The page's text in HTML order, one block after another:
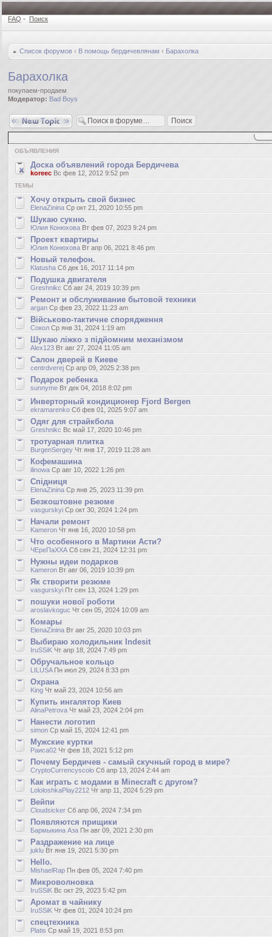
FAQ • Поиск
Список форумов ‹ В помощь бердичевлянам ‹ Барахолка
Барахолка
покупаем-продаем
Модератор: Bad Boys
Новая тема
ОБЪЯВЛЕНИЯ
Доска объявлений города Бердичева
koreec Вс фев 12, 2012 9:52 pm
ТЕМЫ
Хочу открыть свой бизнес
ElenaZinina Ср окт 21, 2020 10:55 pm
Шукаю сукню.
Юлия Конюхова Вт фев 07, 2023 9:24 pm
Проект квартиры
Юлия Конюхова Вт апр 06, 2021 8:46 pm
Новый телефон.
Klatusha Сб дек 16, 2017 11:14 pm
Подушка двигателя
Greshnikc Сб авг 24, 2019 10:39 pm
Ремонт и обслуживание бытовой техники
argan Ср фев 23, 2022 11:23 am
Військово-тактичне спорядження
Сокол Ср янв 31, 2024 1:19 am
Шукаю ліжко з підйомним механізмом
Alex123 Вт авг 27, 2024 11:05 am
Салон дверей в Киеве
centrdverej Ср апр 09, 2025 2:38 pm
Подарок ребенка
sunnyme Вт дек 04, 2018 8:02 pm
Инверторный кондиционер Fjord Bergen
ekramarenko Сб фев 01, 2025 9:07 am
Одяг для страйкбола
Greshnikc Вс май 17, 2020 10:46 pm
тротуарная плитка
BurgenSergey Чт янв 17, 2019 11:28 am
Кофемашина
ilinowa Ср авг 10, 2022 1:26 pm
Спідниця
ElenaZinina Ср янв 25, 2023 11:39 pm
Безкоштовне резюме
vasgurskyi Ср окт 30, 2024 1:24 pm
Начали ремонт
Kameron Чт янв 16, 2020 10:58 pm
Что особенного в Мартини Асти?
ЧЕреПаХХА Сб сен 21, 2024 12:31 pm
Нужны идеи подарков
Kameron Вт авг 06, 2019 10:39 pm
Як створити резюме
vasgurskyi Пт сен 13, 2024 1:29 pm
пошуки нової роботи
aroslavkoguc Чт сен 05, 2024 10:09 am
Комары
ElenaZinina Вт авг 25, 2020 10:03 pm
Выбираю холодильник Indesit
IruSSiK Чт апр 18, 2024 7:49 pm
Обручальное кольцо
LILUSAПн июл 29, 2024 8:33 pm
Охрана
King Чт май 23, 2024 10:56 am
Купить ингалятор Киев
AlinaPetrova Чт май 23, 2024 2:04 pm
Нанести логотип
simon Ср май 15, 2024 12:41 pm
Мужские куртки
Раиса02 Чт фев 18, 2021 5:12 pm
Почему Бердичев - самый скучный город в мире?
CryptoCurrencyscolo Сб апр 13, 2024 2:44 am
Как играть с модами в Minecraft с другом?
LololoshkaPlay2212 Чт апр 11, 2024 5:29 pm
Вейпи
Cloudsicker Сб апр 06, 2024 7:34 pm
Появляются прищики
Бармыкина Аза Пн авг 09, 2021 2:30 pm
Раздражение на лице
juklu Вт янв 19, 2021 5:30 pm
Hello.
MishaelRap Пн фев 05, 2024 7:40 pm
Микроволновка
IruSSiK Вс окт 29, 2023 5:42 pm
Аромат в чайнику
IruSSiK Чт фев 01, 2024 10:24 pm
спецтехника
Platis Ср май 19, 2021 8:53 pm